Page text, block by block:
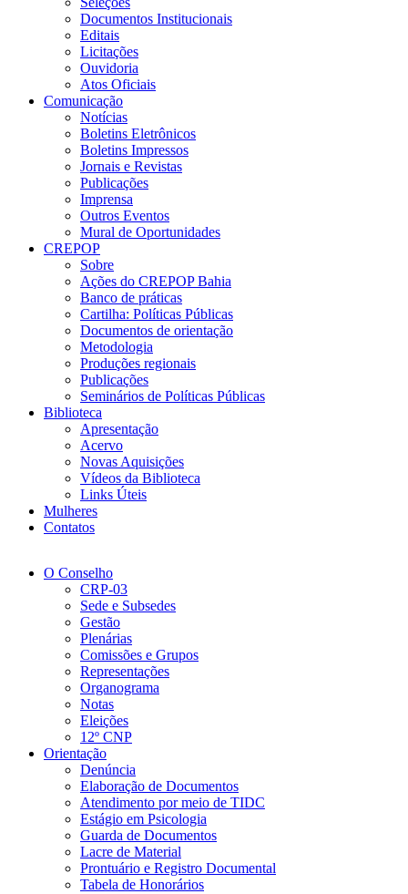
Documentos Institucionais
Editais
Licitações
Ouvidoria
Atos Oficiais
Comunicação
Notícias
Boletins Eletrônicos
Boletins Impressos
Jornais e Revistas
Publicações
Imprensa
Outros Eventos
Mural de Oportunidades
CREPOP
Sobre
Ações do CREPOP Bahia
Banco de práticas
Cartilha: Políticas Públicas
Documentos de orientação
Metodologia
Produções regionais
Publicações
Seminários de Políticas Públicas
Biblioteca
Apresentação
Acervo
Novas Aquisições
Vídeos da Biblioteca
Links Úteis
Mulheres
Contatos
O Conselho
CRP-03
Sede e Subsedes
Gestão
Plenárias
Comissões e Grupos
Representações
Organograma
Notas
Eleições
12º CNP
Orientação
Denúncia
Elaboração de Documentos
Atendimento por meio de TIDC
Estágio em Psicologia
Guarda de Documentos
Lacre de Material
Prontuário e Registro Documental
Tabela de Honorários